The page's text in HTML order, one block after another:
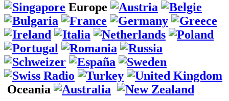
Europe
Oceania